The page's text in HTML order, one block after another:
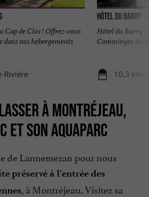
Cap de Clos ! Offrez-vous
dans nos hébergements
Rivière
Hôtel du Barry -
Hôtel du Barry
Comminges Au
10,3 km
À MONTRÉJEAU,
ET SON AQUAPARC
de Lannemezan pour nous
préservé à l’entrée des
, à Montréjeau. Visitez sa